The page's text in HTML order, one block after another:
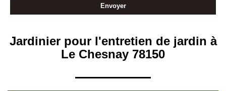
Jardinier pour l'entretien de jardin à
Le Chesnay 78150